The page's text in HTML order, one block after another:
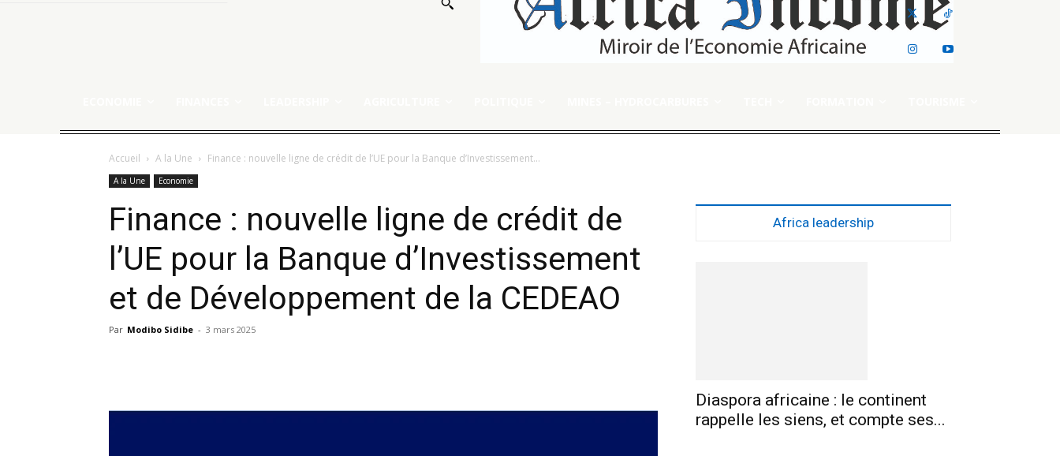
Accueil A la Une Finance : nouvelle ligne de crédit de l’UE pour la Banque d’Investissement...
A la Une Economie
Finance : nouvelle ligne de crédit de
l’UE pour la Banque d’Investissement
et de Développement de la CEDEAO
Par Modibo Sidibe - 3 mars 2025
Africa leadership
Diaspora africaine : le continent
rappelle les siens, et compte ses...